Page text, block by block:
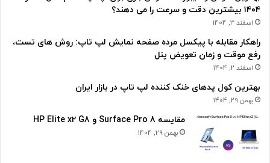
۱۴۰۴ بیشترین دقت و سرعت را می دهند؟
اسفند 3, 1404
راهکار مقابله با پیکسل مرده صفحه نمایش لپ تاپ: روش های تست،
رفع موقت و زمان تعویض پنل
اسفند 2, 1404
بهترین کول پدهای خنک کننده لپ تاپ در بازار ایران
بهمن 29, 1404
مقایسه Surface Pro 8 و HP Elite x2 G8
بهمن 29, 1404